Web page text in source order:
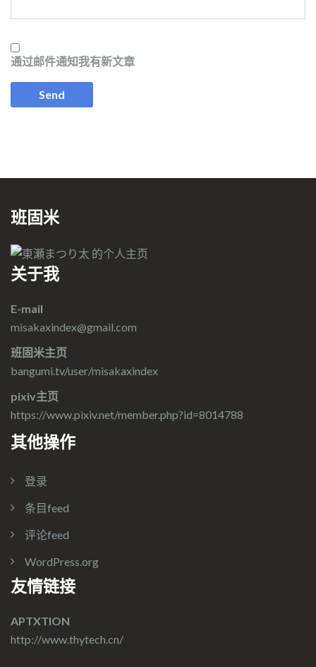
通过邮件通知我有新文章
班固米
关于我
E-mail
misakaxindex@gmail.com
班固米主页
bangumi.tv/user/misakaxindex
pixiv主页
https://www.pixiv.net/member.php?id=8014788
其他操作
登录
条目feed
评论feed
WordPress.org
友情链接
APTXTION
http://www.thytech.cn/